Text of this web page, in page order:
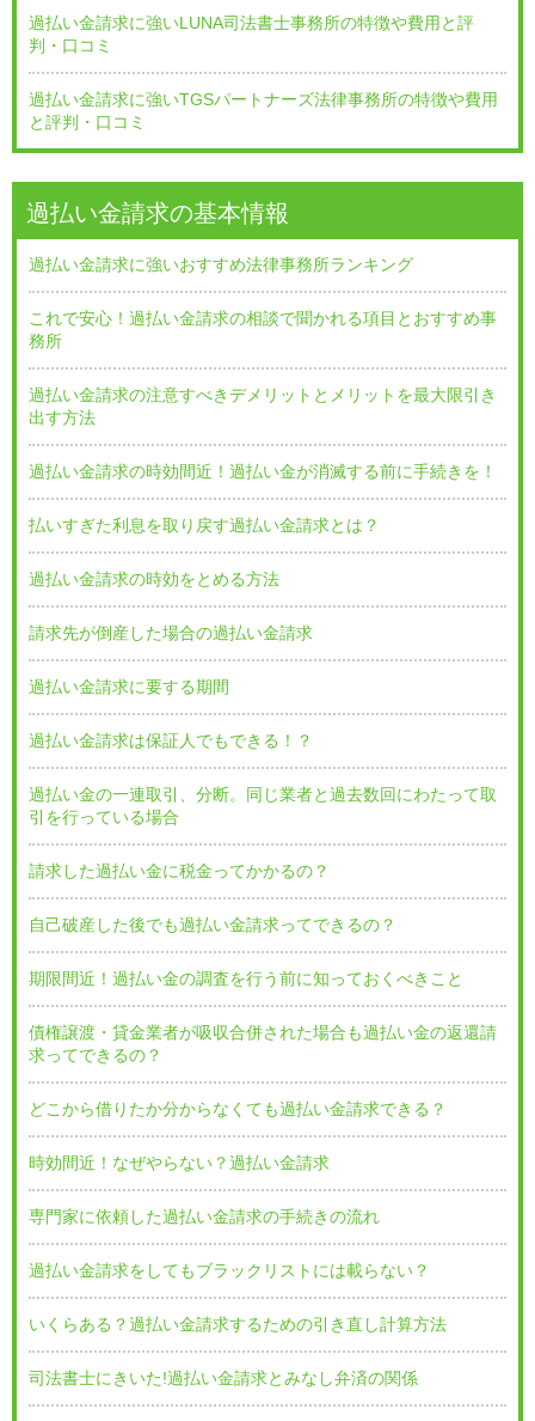
過払い金請求に強いLUNA司法書士事務所の特徴や費用と評
判・口コミ
過払い金請求に強いTGSパートナーズ法律事務所の特徴や費用
と評判・口コミ
過払い金請求の基本情報
過払い金請求に強いおすすめ法律事務所ランキング
これで安心！過払い金請求の相談で聞かれる項目とおすすめ事
務所
過払い金請求の注意すべきデメリットとメリットを最大限引き
出す方法
過払い金請求の時効間近！過払い金が消滅する前に手続きを！
払いすぎた利息を取り戻す過払い金請求とは？
過払い金請求の時効をとめる方法
請求先が倒産した場合の過払い金請求
過払い金請求に要する期間
過払い金請求は保証人でもできる！？
過払い金の一連取引、分断。同じ業者と過去数回にわたって取
引を行っている場合
請求した過払い金に税金ってかかるの？
自己破産した後でも過払い金請求ってできるの？
期限間近！過払い金の調査を行う前に知っておくべきこと
債権譲渡・貸金業者が吸収合併された場合も過払い金の返還請
求ってできるの？
どこから借りたか分からなくても過払い金請求できる？
時効間近！なぜやらない？過払い金請求
専門家に依頼した過払い金請求の手続きの流れ
過払い金請求をしてもブラックリストには載らない？
いくらある？過払い金請求するための引き直し計算方法
司法書士にきいた!過払い金請求とみなし弁済の関係